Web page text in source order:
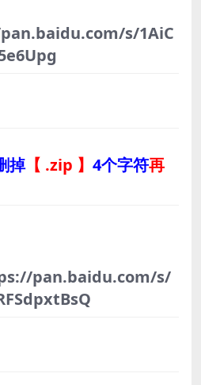
s/1AiC
掉【 .zip 】 4个字符再
pan.baidu.com/s/